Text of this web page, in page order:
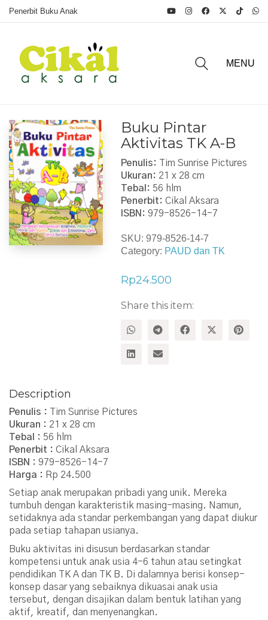
Penerbit Buku Anak
MENU
Buku Pintar
Aktivitas TK A-B
Penulis: Tim Sunrise Pictures
Ukuran: 21 x 28 cm
Tebal: 56 hlm
Penerbit: Cikal Aksara
ISBN: 979-8526-14-7
SKU: 979-8526-14-7
Category: PAUD dan TK
Rp24.500
Share this item:
Description
Penulis : Tim Sunrise Pictures
Ukuran : 21 x 28 cm
Tebal : 56 hlm
Penerbit : Cikal Aksara
ISBN : 979-8526-14-7
Harga : Rp 24.500
Setiap anak merupakan pribadi yang unik. Mereka
tumbuh dengan karakteristik masing-masing. Namun,
setidaknya ada standar perkembangan yang dapat diukur
pada setiap tahapan usianya.
Buku aktivitas ini disusun berdasarkan standar
kompetensi untuk anak usia 4-6 tahun atau setingkat
pendidikan TK A dan TK B. Di dalamnya berisi konsep-
konsep dasar yang sebaiknya dikuasai anak usia
tersebut, dengan disajikan dalam bentuk latihan yang
aktif, kreatif, dan menyenangkan.